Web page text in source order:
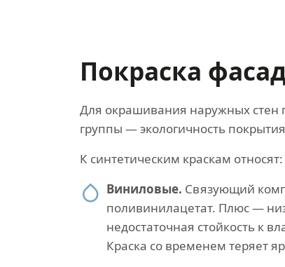
Покраска
Для окрашивания наружных стен
группы — экологичность
К синтетическим краскам относят:
Виниловые. Связующий
поливинилацетат. Плюс —
недостаточная стойкость к
Краска со временем теряет